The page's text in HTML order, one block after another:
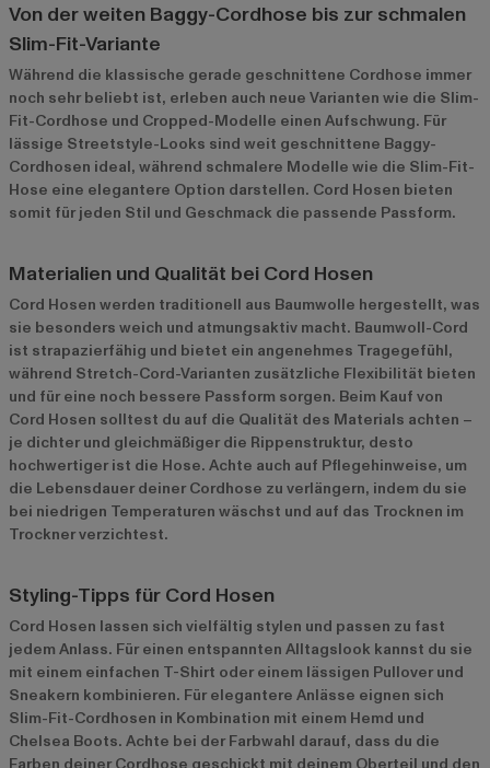
Von der weiten Baggy-Cordhose bis zur schmalen
Slim-Fit-Variante
Während die klassische gerade geschnittene Cordhose immer
noch sehr beliebt ist, erleben auch neue Varianten wie die Slim-
Fit-Cordhose und Cropped-Modelle einen Aufschwung. Für
lässige Streetstyle-Looks sind weit geschnittene Baggy-
Cordhosen ideal, während schmalere Modelle wie die Slim-Fit-
Hose eine elegantere Option darstellen. Cord Hosen bieten
somit für jeden Stil und Geschmack die passende Passform.
Materialien und Qualität bei Cord Hosen
Cord Hosen werden traditionell aus Baumwolle hergestellt, was
sie besonders weich und atmungsaktiv macht. Baumwoll-Cord
ist strapazierfähig und bietet ein angenehmes Tragegefühl,
während Stretch-Cord-Varianten zusätzliche Flexibilität bieten
und für eine noch bessere Passform sorgen. Beim Kauf von
Cord Hosen solltest du auf die Qualität des Materials achten –
je dichter und gleichmäßiger die Rippenstruktur, desto
hochwertiger ist die Hose. Achte auch auf Pflegehinweise, um
die Lebensdauer deiner Cordhose zu verlängern, indem du sie
bei niedrigen Temperaturen wäschst und auf das Trocknen im
Trockner verzichtest.
Styling-Tipps für Cord Hosen
Cord Hosen lassen sich vielfältig stylen und passen zu fast
jedem Anlass. Für einen entspannten Alltagslook kannst du sie
mit einem einfachen T-Shirt oder einem lässigen Pullover und
Sneakern kombinieren. Für elegantere Anlässe eignen sich
Slim-Fit-Cordhosen in Kombination mit einem Hemd und
Chelsea Boots. Achte bei der Farbwahl darauf, dass du die